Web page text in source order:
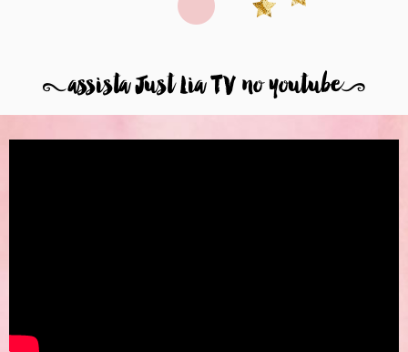
8assista Just Lia TV no youtube9